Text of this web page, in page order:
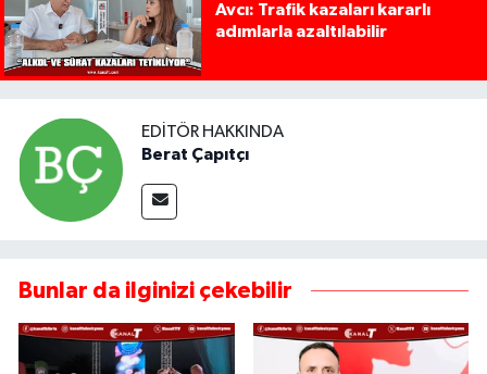
Avcı: Trafik kazaları kararlı
adımlarla azaltılabilir
EDITÖR HAKKINDA
Berat Çapıtçı
Bunlar da ilginizi çekebilir